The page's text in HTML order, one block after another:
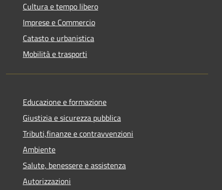
Cultura e tempo libero
Imprese e Commercio
Catasto e urbanistica
Mobilità e trasporti
Educazione e formazione
Giustizia e sicurezza pubblica
Tributi,finanze e contravvenzioni
Ambiente
Salute, benessere e assistenza
Autorizzazioni